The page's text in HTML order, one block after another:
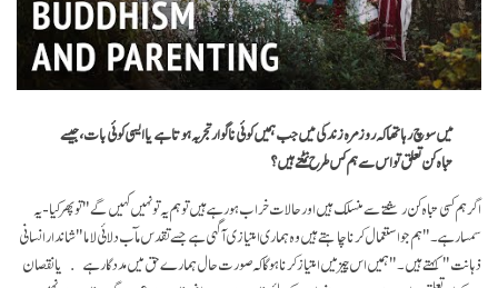
میں سوچ رہا تھا کہ روزمرہ زندگی میں جب ہمیں کوئی نا گوار تجربہ ہوتا ہے یا ایسی کوئی بات، جیسے
تباہ کن تعلق تو اس سے ہم کس طرح نمٹتے ہیں؟
اگر ہم کسی تباہ کن رشتے سے منسلک ہیں اور حالات خراب ہو رہے ہیں تو ہم یہ تو نہیں کہیں گے " تو پھر کیا- یہ
سمسار ہے۔" ہم جو استعمال کرنا چاہتے ہیں وہ ہماری امتیازی آگہی ہے جسے تقدس مآب دلائی لاما " شاندار انسانی
ذہانت" کہتے ہیں۔ "ہمیں اس چیز میں امتیاز کرنا ہو گا کہ صورت حال ہمارے حق میں مددگار ہے یا نقصان